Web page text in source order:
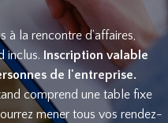
à la rencontre d’affaires,
inclus. Inscription valable
de l'entreprise.
comprend une table fixe
mener tous vos rendez-